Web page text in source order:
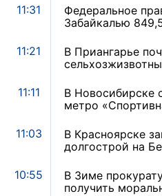
11:31
Федеральное
Забайкалью
11:21
В Приангарье
11:11
В Новосибирске
метро
11:03
В Красноярске
долгострой на
10:55
В Зиме
получить